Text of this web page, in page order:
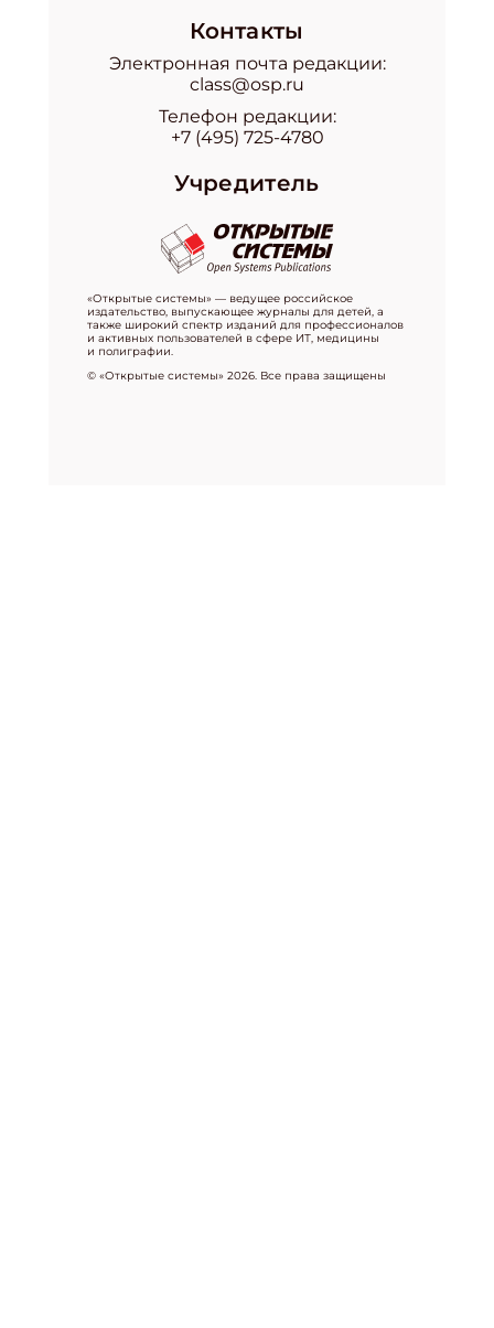
Контакты
Электронная почта редакции:
class@osp.ru
Телефон редакции:
+7 (495) 725-4780
Учредитель
«Открытые системы» — ведущее российское
издательство, выпускающее журналы для детей, а
также широкий спектр изданий для профессионалов
и активных пользователей в сфере ИТ, медицины
и полиграфии.
© «Открытые системы» 2026. Все права защищены